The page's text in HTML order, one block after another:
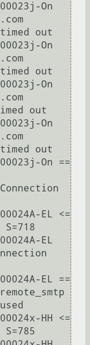
On
out
On
out
On
out
On
out
On ==
EL <=
EL
EL ==
HH <=